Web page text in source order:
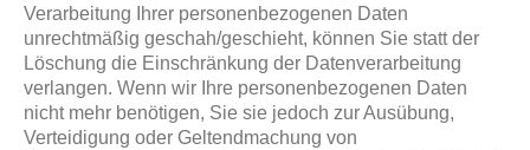
Verarbeitung Ihrer personenbezogenen Daten
unrechtmäßig geschah/geschieht, können Sie statt der
Löschung die Einschränkung der Datenverarbeitung
verlangen. Wenn wir Ihre personenbezogenen Daten
nicht mehr benötigen, Sie sie jedoch zur Ausübung,
Verteidigung oder Geltendmachung von